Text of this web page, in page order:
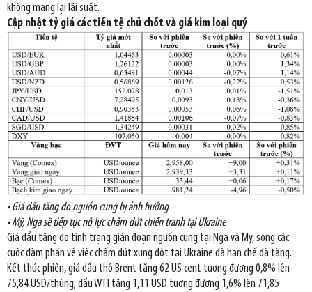
không mang lại lãi suất.
Cập nhật tỷ giá các tiền tệ chủ chốt và giá kim loại quý
• Giá dầu tăng do nguồn cung bị ảnh hưởng
• Mỹ, Nga sẽ tiếp tục nỗ lực chấm dứt chiến tranh tại Ukraine
Giá dầu tăng do tình trạng gián đoạn nguồn cung tại Nga và Mỹ, song các
cuộc đàm phán về việc chấm dứt xung đột tại Ukraine đã hạn chế đà tăng.
Kết thúc phiên, giá dầu thô Brent tăng 62 US cent tương đương 0,8% lên
75,84 USD/thùng; dầu WTI tăng 1,11 USD tương đương 1,6% lên 71,85